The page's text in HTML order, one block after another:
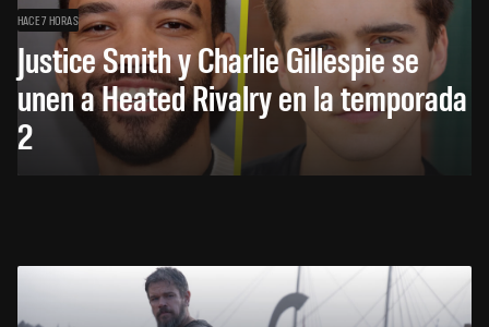
HACE 7 HORAS
Justice Smith y Charlie Gillespie se
unen a Heated Rivalry en la temporada
2